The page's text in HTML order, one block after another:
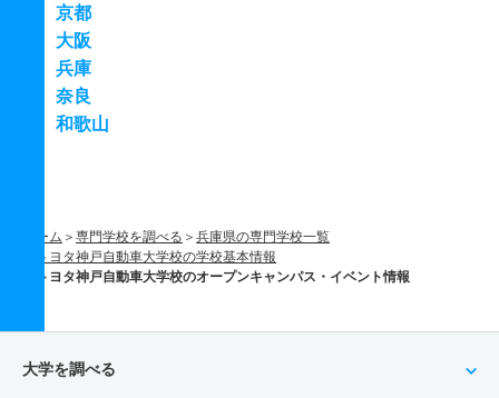
京都
大阪
兵庫
奈良
和歌山
ホーム 専門学校を調べる
兵庫県の専門学校一覧
トヨタ神戸自動車大学校の学校基本情報
トヨタ神戸自動車大学校のオープンキャンパス・イベント情報
大学を調べる